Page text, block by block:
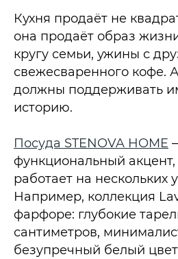
Кухня продаёт не
она продаёт образ
кругу семьи, ужины с
свежесваренного кофе.
должны поддерживать
историю.
Посуда STENOVA HOME
функциональный
работает на нескольких
Например, коллекция
фарфоре: глубокие
сантиметров,
безупречный белый